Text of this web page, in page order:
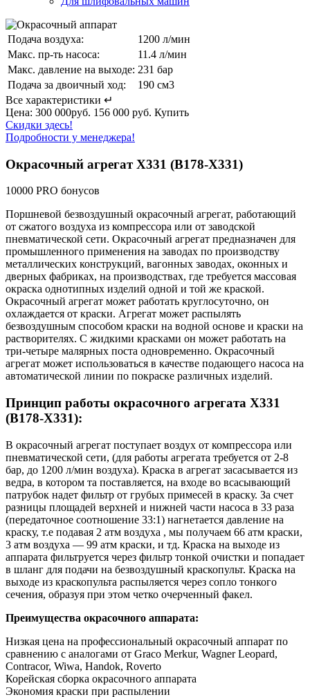
Подача воздуха:
1200 л/мин
Макс. пр-ть насоса:
11.4 л/мин
Макс. давление на выходе: 231 бар
Подача за двоичный ход:
190 см3
Все характеристики ↵
Цена: 300 000руб. 156 000 руб. Купить
Скидки здесь!
Подробности у менеджера!
Окрасочный агрегат X331 (B178-X331)
10000 PRO бонусов
Поршневой безвоздушный окрасочный агрегат, работающий
от сжатого воздуха из компрессора или от заводской
пневматической сети. Окрасочный агрегат предназначен для
промышленного применения на заводах по производству
металлических конструкций, вагонных заводах, оконных и
дверных фабриках, на производствах, где требуется массовая
окраска однотипных изделий одной и той же краской.
Окрасочный агрегат может работать круглосуточно, он
охлаждается от краски. Агрегат может распылять
безвоздушным способом краски на водной основе и краски на
растворителях. С жидкими красками он может работать на
три-четыре малярных поста одновременно. Окрасочный
агрегат может использоваться в качестве подающего насоса на
автоматической линии по покраске различных изделий.
Принцип работы окрасочного агрегата X331
(B178-X331):
В окрасочный агрегат поступает воздух от компрессора или
пневматической сети, (для работы агрегата требуется от 2-8
бар, до 1200 л/мин воздуха). Краска в агрегат засасывается из
ведра, в котором та поставляется, на входе во всасывающий
патрубок надет фильтр от грубых примесей в краску. За счет
разницы площадей верхней и нижней части насоса в 33 раза
(передаточное соотношение 33:1) нагнетается давление на
краску, т.е подавая 2 атм воздуха , мы получаем 66 атм краски,
3 атм воздуха — 99 атм краски, и тд. Краска на выходе из
аппарата фильтруется через фильтр тонкой очистки и попадает
в шланг для подачи на безвоздушный краскопульт. Краска на
выходе из краскопульта распыляется через сопло тонкого
сечения, образуя при этом четко очерченный факел.
Преимущества окрасочного аппарата:
Низкая цена на профессиональный окрасочный аппарат по
сравнению с аналогами от Graco Merkur, Wagner Leopard,
Contracor, Wiwa, Handok, Roverto
Корейская сборка окрасочного аппарата
Экономия краски при распылении